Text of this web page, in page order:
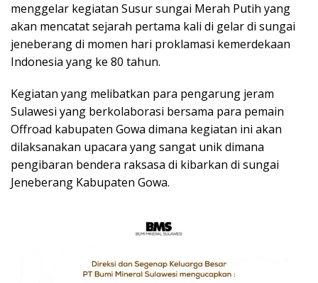
menggelar kegiatan Susur sungai Merah Putih yang
akan mencatat sejarah pertama kali di gelar di sungai
jeneberang di momen hari proklamasi kemerdekaan
Indonesia yang ke 80 tahun.
Kegiatan yang melibatkan para pengarung jeram
Sulawesi yang berkolaborasi bersama para pemain
Offroad kabupaten Gowa dimana kegiatan ini akan
dilaksanakan upacara yang sangat unik dimana
pengibaran bendera raksasa di kibarkan di sungai
Jeneberang Kabupaten Gowa.